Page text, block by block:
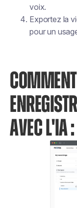
voix.
Exportez la
pour un
AVEC L'IA